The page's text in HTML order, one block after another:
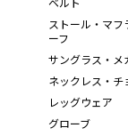
ストール・マフ
ーフ
サングラス・メ
ネックレス・チ
レッグウェア
グローブ